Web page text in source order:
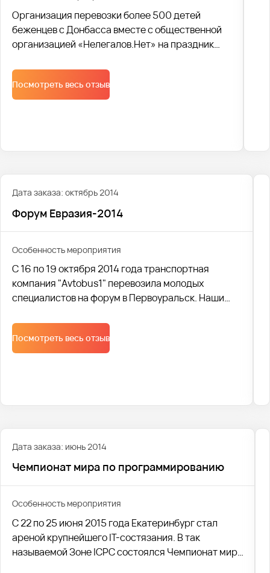
Организация перевозки более 500 детей
беженцев с Донбасса вместе с общественной
организацией «Нелегалов.Нет» на праздник
Посмотреть весь отзыв
Дата заказа: октябрь 2014
Форум Евразия-2014
Особенность мероприятия
С 16 по 19 октября 2014 года транспортная
компания "Avtobus1" перевозила молодых
специалистов на форум в Первоуральск. Наши
500 участников, а менеджеры организовали
грамотную логистику доставки и комфортную
перевозку.
Посмотреть весь отзыв
Дата заказа: июнь 2014
Чемпионат мира по программированию
Особенность мероприятия
С 22 по 25 июня 2015 года Екатеринбург стал
ареной крупнейшего IT-состязания. В так
называемой Зоне ICPC состоялся Чемпионат мира